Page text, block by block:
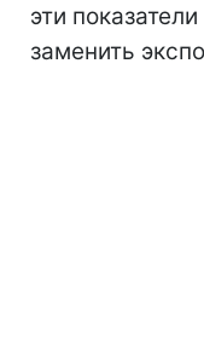
эти
заменить